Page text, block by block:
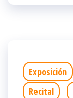
Exposición
Recital